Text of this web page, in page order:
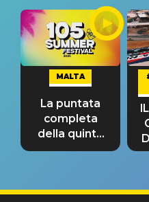
MALTA
La puntata
completa
della quinta
tappa